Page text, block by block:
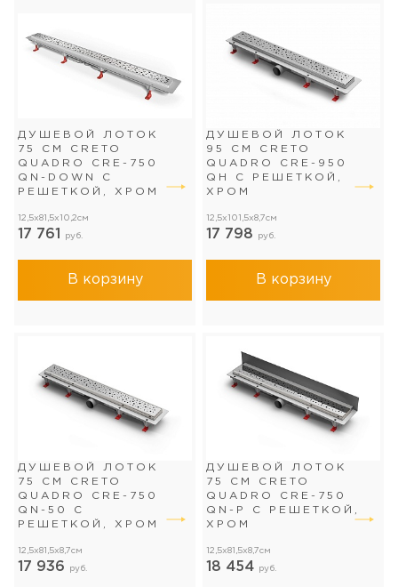
ДУШЕВОЙ ЛОТОК
75 СМ CRETO
QUADRO CRE-750
QN-DOWN С
РЕШЕТКОЙ, ХРОМ
12,5x81,5x10,2см
17 761 руб.
В корзину
ДУШЕВОЙ ЛОТОК
95 СМ CRETO
QUADRO CRE-950
QH С РЕШЕТКОЙ,
ХРОМ
12,5x101,5x8,7см
17 798 руб.
В корзину
ДУШЕВОЙ ЛОТОК
75 СМ CRETO
QUADRO CRE-750
QN-50 С
РЕШЕТКОЙ, ХРОМ
12,5x81,5x8,7см
17 936 руб.
ДУШЕВОЙ ЛОТОК
75 СМ CRETO
QUADRO CRE-750
QN-P С РЕШЕТКОЙ,
ХРОМ
12,5x81,5x8,7см
18 454 руб.